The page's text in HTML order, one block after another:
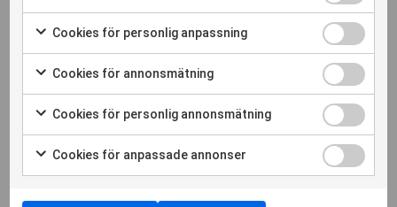
Telefon
Cookies för personlig anpassning
Cookies för annonsmätning
Cookies för personlig annonsmätning
Cookies för anpassade annonser